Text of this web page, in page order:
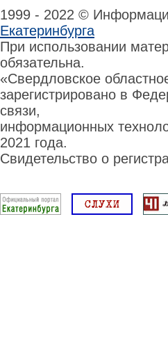
1999 - 2022 ©
Екатеринбурга
При использовании
обязательна.
«Свердловское
зарегистрировано в
связи,
информационных
2021 года.
Свидетельство о